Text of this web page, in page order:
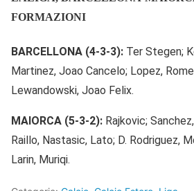
FORMAZIONI
BARCELLONA (4-3-3): Ter Stegen;
Martinez, Joao Cancelo; Lopez,
Lewandowski, Joao Felix.
MAIORCA (5-3-2): Rajkovic;
Raillo, Nastasic, Lato; D. Rodriguez,
Larin, Muriqi.